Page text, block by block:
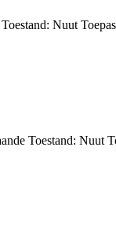
Nuut
Toestand: Nuut